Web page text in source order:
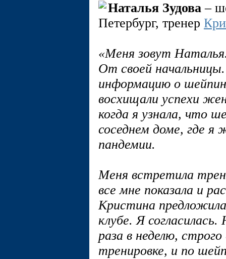
Наталья Зудова –
Петербург, тренер
«Меня зовут
От своей начальницы.
информацию о
восхищали успехи
когда я узнала, что
соседнем доме, где
пандемии.
Меня встретила
все мне показала и
Кристина
клубе. Я
раза в неделю,
тренировке, и по